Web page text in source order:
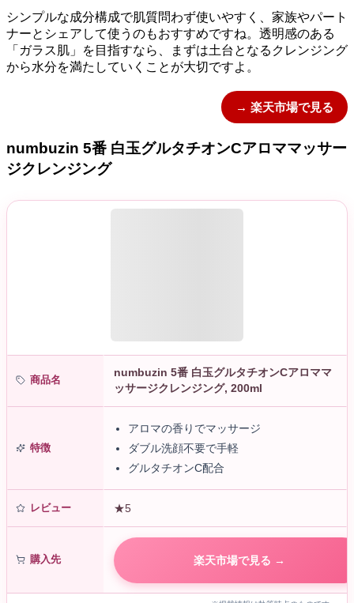
シンプルな成分構成で肌質問わず使いやすく、家族やパート
ナーとシェアして使うのもおすすめですね。透明感のある
「ガラス肌」を目指すなら、まずは土台となるクレンジング
から水分を満たしていくことが大切ですよ。
→ 楽天市場で見る
numbuzin 5番 白玉グルタチオンCアロママッサー
ジクレンジング
商品名
numbuzin 5番 白玉グルタチオンCアロママ
ッサージクレンジング, 200ml
特徴
アロマの香りでマッサージ
ダブル洗顔不要で手軽
グルタチオンC配合
レビュー ★5
購入先 楽天市場で見る →